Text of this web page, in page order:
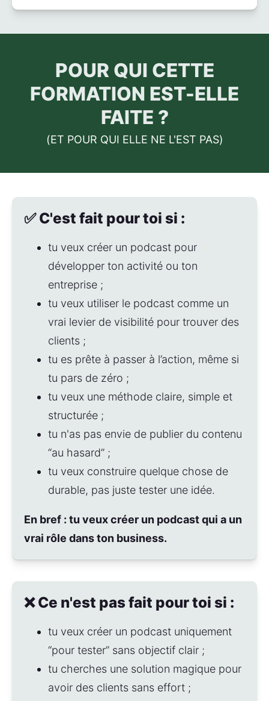
POUR QUI CETTE
FORMATION EST-ELLE
FAITE ?
(ET POUR QUI ELLE NE L'EST PAS)
✅ C'est fait pour toi si :
tu veux créer un podcast pour
développer ton activité ou ton
entreprise ;
tu veux utiliser le podcast comme un
vrai levier de visibilité pour trouver des
clients ;
tu es prête à passer à l’action, même si
tu pars de zéro ;
tu veux une méthode claire, simple et
structurée ;
tu n'as pas envie de publier du contenu
“au hasard” ;
tu veux construire quelque chose de
durable, pas juste tester une idée.
En bref : tu veux créer un podcast qui a un
vrai rôle dans ton business.
❌ Ce n'est pas fait pour toi si :
tu veux créer un podcast uniquement
“pour tester” sans objectif clair ;
tu cherches une solution magique pour
avoir des clients sans effort ;